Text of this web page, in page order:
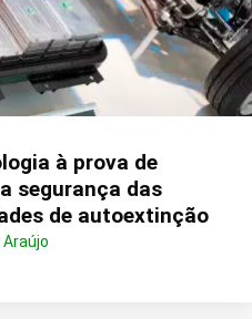
à prova de
segurança das
de autoextinção
Araújo